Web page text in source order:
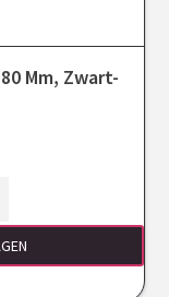
Mm, Zwart-